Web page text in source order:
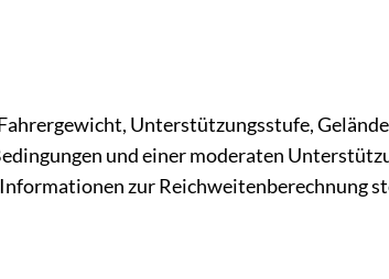
Unterstützungsstufe,
und einer moderaten
zur Reichweitenberechnung